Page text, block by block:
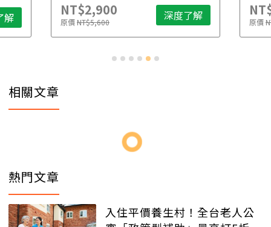
解 NT$2,900
原價NT$5,600 深度了解 原價
相關文章
熱門文章
入住平價養生村！全台老人公